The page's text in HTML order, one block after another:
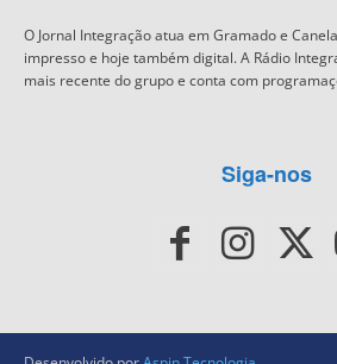
O Jornal Integração atua em Gramado e
impresso e hoje também digital. A Rádio
mais recente do grupo e conta com
Siga-nos